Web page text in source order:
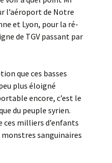
l’aéroport de Notre
et Lyon, pour la ré-
de TGV passant par
que ces basses
plus éloigné
encore, c’est le
du peuple syrien.
milliers d’enfants
sanguinaires